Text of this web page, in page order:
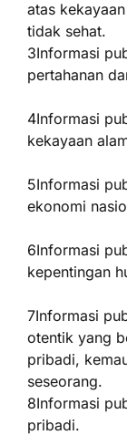
atas
tidak sehat.
3Informasi
pertahanan
4Informasi
kekayaan
5Informasi
ekonomi
6Informasi
kepentingan
7Informasi
otentik yang
pribadi,
seseorang.
8Informasi
pribadi.